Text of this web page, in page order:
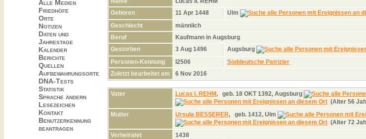
Alle Medien
Friedhöfe
Orte
Notizen
Daten und
Jahrestage
Kalender
Berichte
Quellen
Aufbewahrungsorte
DNA-Tests
Statistik
Sprache ändern
Lesezeichen
Kontakt
Benutzerkennung
beantragen
Geboren
11 Apr 1448
Ulm
Geschlecht
männlich
Beruf
Kaufmann in Augsburg
Gestorben
3 Aug 1496
Augsburg
Personen-Kennung
I2506
Süddeutsche Patrizier
Zuletzt bearbeitet am
6 Nov 2016
Vater Lucas I. REHM, geb. 18 OKT 1392, Augsburg
(Alter 56
Mutter
Ursula BESSERER, geb. 1412, Ulm
(Alter 72
Verheiratet
1438